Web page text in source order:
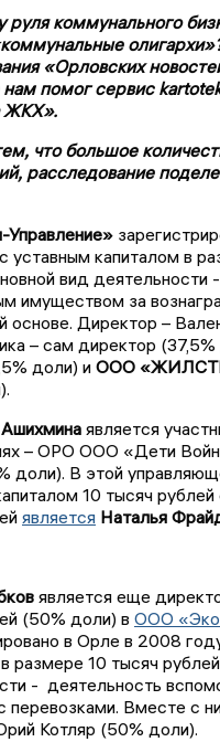
руля коммунального
«Орловских
помог сервис
ЖКХ».
что большое
расследование
уставным капиталом в
вид деятельности
имуществом за
основе. Директор –
– сам директор
доли) и ООО
является
– ОРО ООО «Дети
В этой
10 тысяч
является Наталья
является еще
(50% доли) в ООО
в Орле в 2008
размере 10 тысяч
- деятельность
перевозками. Вместе с
Котляр (50% доли).